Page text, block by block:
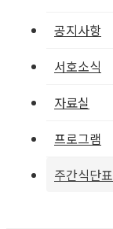
공지사항
서호소식
자료실
프로그램
주간식단표